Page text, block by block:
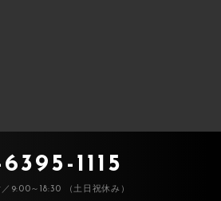
1115
9:00～18:30 （土日祝休み）